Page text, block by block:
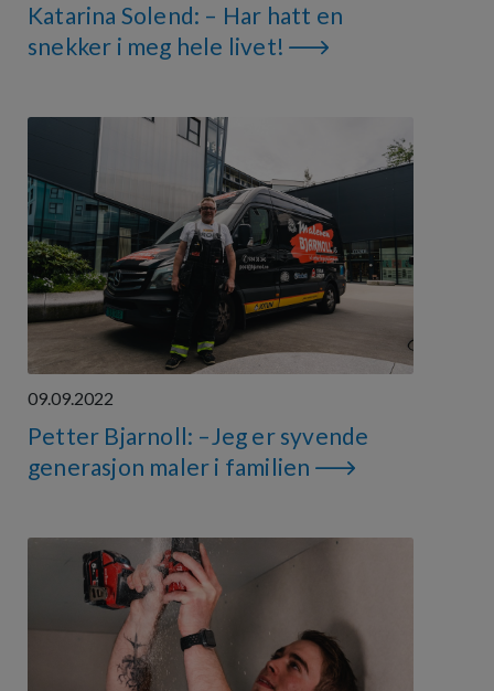
Katarina Solend: – Har hatt en
snekker i meg hele livet!
09.09.2022
Petter Bjarnoll: –Jeg er syvende
generasjon maler i familien